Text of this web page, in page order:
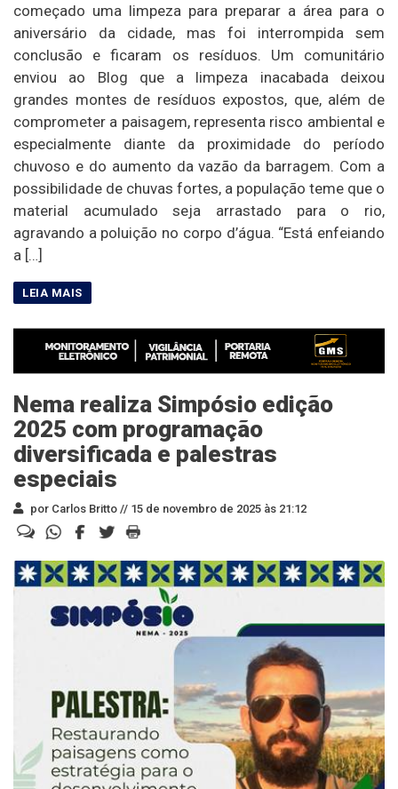
começado uma limpeza para preparar a área para o
aniversário da cidade, mas foi interrompida sem
conclusão e ficaram os resíduos. Um comunitário
enviou ao Blog que a limpeza inacabada deixou
grandes montes de resíduos expostos, que, além de
comprometer a paisagem, representa risco ambiental e
especialmente diante da proximidade do período
chuvoso e do aumento da vazão da barragem. Com a
possibilidade de chuvas fortes, a população teme que o
material acumulado seja arrastado para o rio,
agravando a poluição no corpo d’água. “Está enfeiando
a […]
Nema realiza Simpósio edição
2025 com programação
diversificada e palestras
especiais
por Carlos Britto // 15 de novembro de 2025 às 21:12